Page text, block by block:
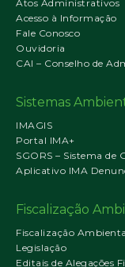
Atos Administrativos
Acesso à Informação
Fale Conosco
Ouvidoria
CAI – Conselho de
Sistemas
IMAGIS
Portal IMA+
SGORS – Sistema de
Aplicativo IMA
Fiscalização
Fiscalização
Legislação
Editais de Alegações